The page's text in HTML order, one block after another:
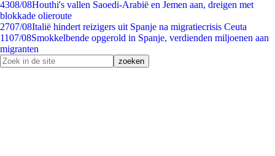
4308/08Houthi's vallen Saoedi-Arabië en Jemen aan, dreigen met
blokkade olieroute
2707/08Italië hindert reizigers uit Spanje na migratiecrisis Ceuta
1107/08Smokkelbende opgerold in Spanje, verdienden miljoenen aan
migranten